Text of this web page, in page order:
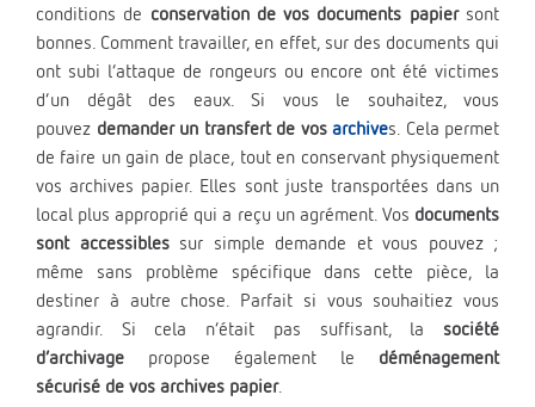
conditions de conservation de vos documents papiersont
bonnes. Comment travailler, en effet, sur des documents qui
ont subi l’attaque de rongeurs ou encore ont été victimes
d’un dégât des eaux. Si vous le souhaitez, vous
pouvez demander un transfert de vos archives. Cela permet
de faire un gain de place, tout en conservant physiquement
vos archives papier. Elles sont juste transportées dans un
local plus approprié qui a reçu un agrément. Vos documents
sont accessiblessur simple demande et vous pouvez ;
même sans problème spécifique dans cette pièce, la
destiner à autre chose. Parfait si vous souhaitiez vous
agrandir. Si cela n’était pas suffisant, la société
d’archivage propose également le déménagement
sécurisé de vos archives papier.